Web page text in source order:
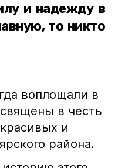
и надежду в
то никто
воплощали в
в честь
и
района.